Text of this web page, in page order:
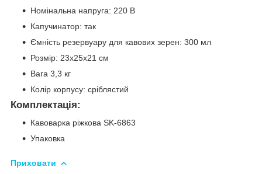
Номінальна напруга: 220 В
Капучинатор: так
Ємність резервуару для кавових зерен: 300 мл
Розмір: 23х25х21 см
Вага 3,3 кг
Колір корпусу: сріблястий
Комплектація:
Кавоварка ріжкова SK-6863
Упаковка
Приховати